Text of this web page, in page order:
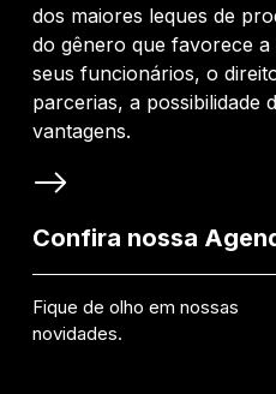
dos maiores leques de
do gênero que favorece a
seus funcionários, o
parcerias, a possibilidade
vantagens.
Confira nossa
Fique de olho em nossas
novidades.